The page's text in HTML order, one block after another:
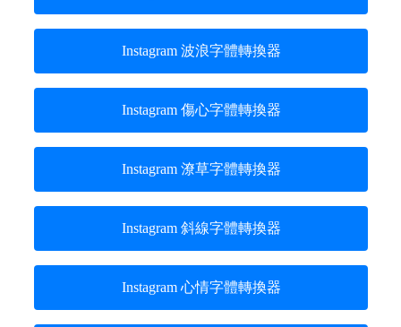
Instagram 波浪字體轉換器
Instagram 傷心字體轉換器
Instagram 潦草字體轉換器
Instagram 斜線字體轉換器
Instagram 心情字體轉換器